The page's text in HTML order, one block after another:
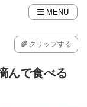
MENU
クリップする
んで食べる